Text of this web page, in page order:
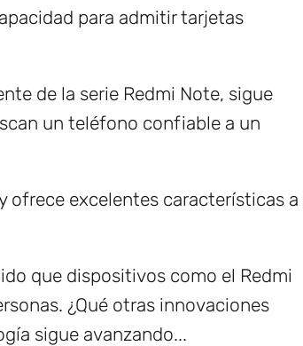
para admitir tarjetas
de la serie Redmi Note, sigue
un teléfono confiable a un
ofrece excelentes características a
que dispositivos como el Redmi
¿Qué otras innovaciones
sigue avanzando...